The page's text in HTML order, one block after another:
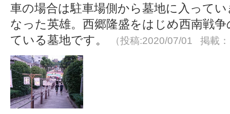
車の場合は駐車場側から墓地に入って
なった英雄。西郷隆盛をはじめ西南戦
ている墓地です。
（投稿:2020/07/01 掲載